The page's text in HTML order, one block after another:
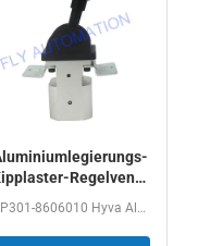
Regelventil
Schienenplatte
MP301-8606010 Hyva Aluminum AlloyDump Truck Control Valve...